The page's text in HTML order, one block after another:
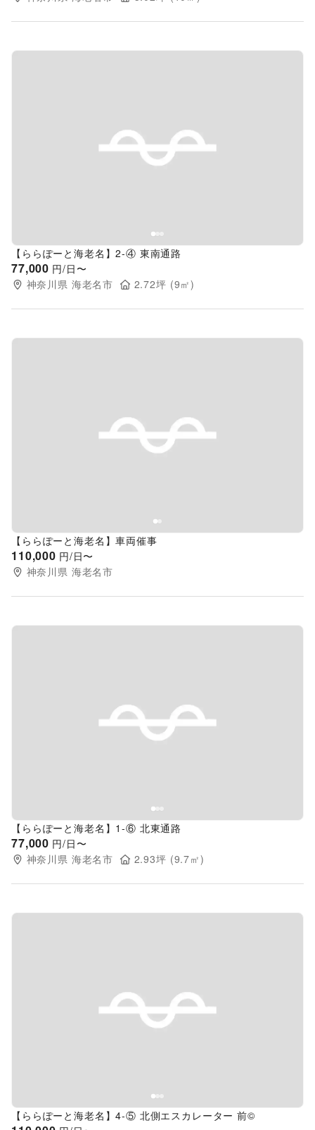
Previous slide
【ららぽーと海老名】2-④ 東南通路
77,000 円/日〜
神奈川県 海老名市 2.72坪 (9㎡)
Previous slide
【ららぽーと海老名】車両催事
110,000 円/日〜
神奈川県 海老名市
Previous slide
【ららぽーと海老名】1-⑥ 北東通路
77,000 円/日〜
神奈川県 海老名市 2.93坪 (9.7㎡)
Previous slide
【ららぽーと海老名】4-⑤ 北側エスカレーター 前©